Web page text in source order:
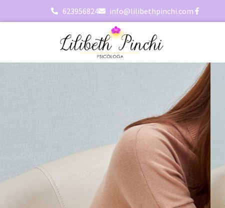
623956824 info@lilibethpinchi.com